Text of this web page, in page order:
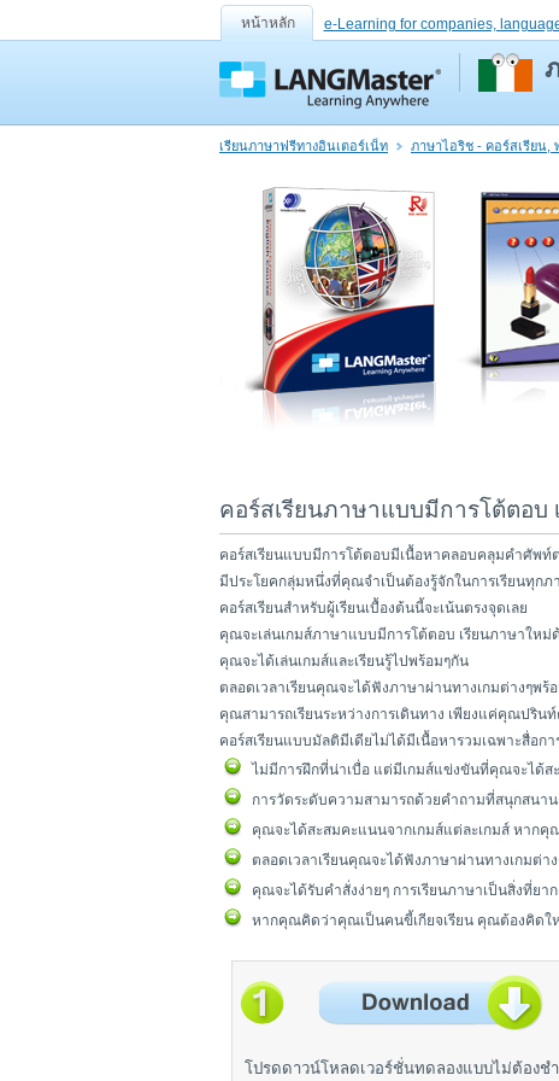
หน้าหลัก e-Learning for companies,
เรียนภาษาฟรีทางอินเตอร์เน็ท ภาษาไอริช - คอร์สเรียน,
คอร์สเรียนภาษาแบบมีการโต้ตอบ
คอร์สเรียนแบบมีการโต้ตอบมีเนื้อหาคลอบคลุมคำศัพท์
มีประโยคกลุ่มหนึ่งที่คุณจำเป็นต้องรู้จักในการเรียนทุก
คอร์สเรียนสำหรับผู้เรียนเบื้องต้นนี้จะเน้นตรงจุดเลย
คุณจะเล่นเกมส์ภาษาแบบมีการโต้ตอบ เรียนภาษาให
คุณจะได้เล่นเกมส์และเรียนรู้ไปพร้อมๆกัน
ตลอดเวลาเรียนคุณจะได้ฟังภาษาผ่านทางเกมต่างๆพร้
คุณสามารถเรียนระหว่างการเดินทาง เพียงแค่คุณปริ
คอร์สเรียนแบบมัลติมีเดียไม่ได้มีเนื้อหารวมเฉพาะสื่อ
ไม่มีการฝึกที่น่าเบื่อ แต่มีเกมส์แข่งขันที่คุณจะได้ส
การวัดระดับความสามารถด้วยคำถามที่สนุกสนาน
คุณจะได้สะสมคะแนนจากเกมส์แต่ละเกมส์ หาก
ตลอดเวลาเรียนคุณจะได้ฟังภาษาผ่านทางเกมต่า
คุณจะได้รับคำสั่งง่ายๆ การเรียนภาษาเป็นสิ่งที่ยา
หากคุณคิดว่าคุณเป็นคนขี้เกียจเรียน คุณต้องคิดใ
โปรดดาวน์โหลดเวอร์ชั่นทดลองแบบไม่ต้องช